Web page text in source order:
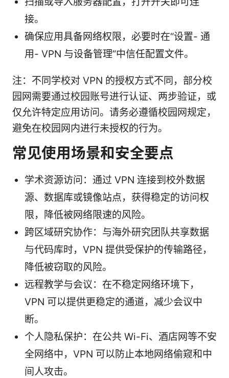
接。
确保应用具备网络权限，必要时在“设置- 通
用- VPN 与设备管理”中信任配置文件。
注：不同学校对 VPN 的授权方式不同，部分校
园网需要通过校园账号进行认证、两步验证，或
仅允许特定应用访问。请务必遵循校园网规定，
避免在校园网内进行未授权的行为。
常见使用场景和安全要点
学术资源访问：通过 VPN 连接到校外数据
源、数据库或镜像站点，获得稳定的访问权
限，降低被网络限速的风险。
跨区域研究协作：与海外研究团队共享数据
与代码库时，VPN 提供受保护的传输路径，
降低被窃取的风险。
远程教学与会议：在不稳定网络环境下，
VPN 可以提供更稳定的通道，减少会议中
断。
个人隐私保护：在公共 Wi-Fi、酒店网等不安
全网络中，VPN 可以防止本地网络偷窥和中
间人攻击。